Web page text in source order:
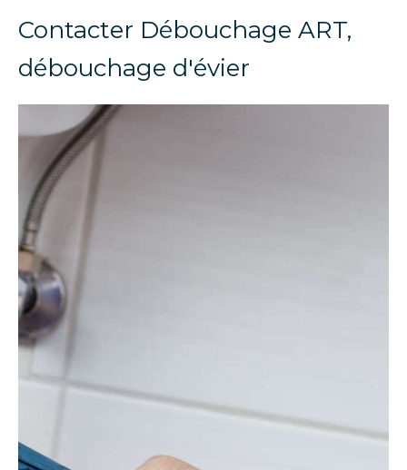
Contacter Débouchage ART,
débouchage d'évier